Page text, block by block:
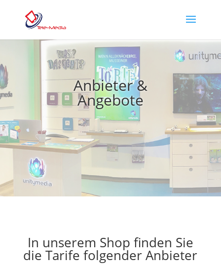
Anbieter &
Angebote
In unserem Shop finden Sie
die Tarife folgender Anbieter